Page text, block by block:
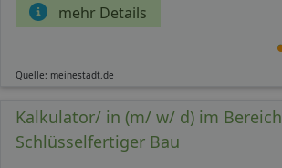
mehr Details
Quelle: meinestadt.de
Kalkulator/ in (m/ w/ d) im Bereich
Schlüsselfertiger Bau